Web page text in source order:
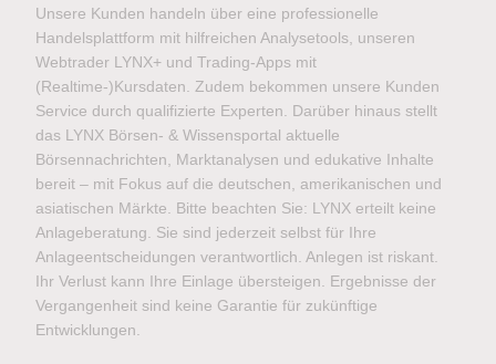
Unsere Kunden handeln über eine professionelle
Handelsplattform mit hilfreichen Analysetools, unseren
Webtrader LYNX+ und Trading-Apps mit
(Realtime-)Kursdaten. Zudem bekommen unsere Kunden
Service durch qualifizierte Experten. Darüber hinaus stellt
das LYNX Börsen- & Wissensportal aktuelle
Börsennachrichten, Marktanalysen und edukative Inhalte
bereit – mit Fokus auf die deutschen, amerikanischen und
asiatischen Märkte. Bitte beachten Sie: LYNX erteilt keine
Anlageberatung. Sie sind jederzeit selbst für Ihre
Anlageentscheidungen verantwortlich. Anlegen ist riskant.
Ihr Verlust kann Ihre Einlage übersteigen. Ergebnisse der
Vergangenheit sind keine Garantie für zukünftige
Entwicklungen.